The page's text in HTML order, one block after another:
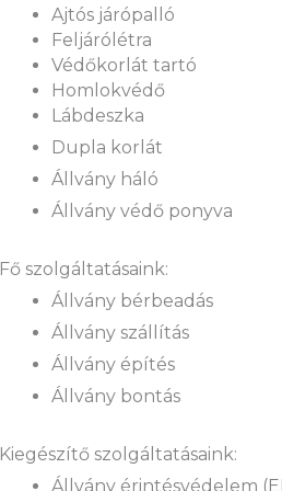
Ajtós járópalló
Feljárólétra
Védőkorlát tartó
Homlokvédő
Lábdeszka
Dupla korlát
Állvány háló
Állvány védő ponyva
Fő szolgáltatásaink:
Állvány bérbeadás
Állvány szállítás
Állvány építés
Állvány bontás
Kiegészítő szolgáltatásaink:
Állvány érintésvédelem